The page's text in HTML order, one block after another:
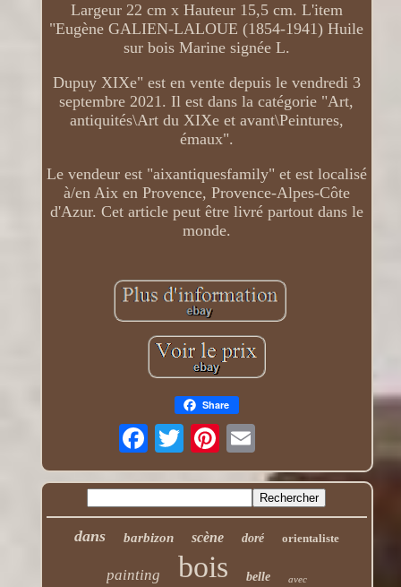
Largeur 22 cm x Hauteur 15,5 cm. L'item
"Eugène GALIEN-LALOUE (1854-1941) Huile
sur bois Marine signée L.
Dupuy XIXe" est en vente depuis le vendredi 3
septembre 2021. Il est dans la catégorie "Art,
antiquités\Art du XIXe et avant\Peintures,
émaux".
Le vendeur est "aixantiquesfamily" et est localisé
à/en Aix en Provence, Provence-Alpes-Côte
d'Azur. Cet article peut être livré partout dans le
monde.
Share
dans barbizon scène doré orientaliste
painting bois belle avec